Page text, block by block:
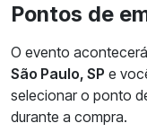
Pontos de
O evento
São Paulo, SP e
selecionar o ponto
durante a compra.